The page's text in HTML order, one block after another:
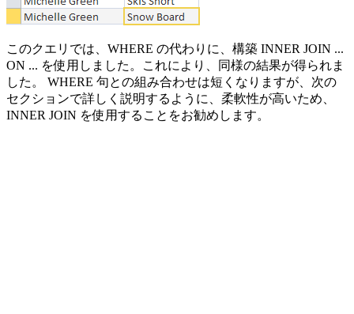
このクエリでは、WHERE の代わりに、構築 INNER JOIN ...
ON ... を使用しました。これにより、同様の結果が得られま
した。 WHERE 句との組み合わせは短くなりますが、次の
セクションで詳しく説明するように、柔軟性が高いため、
INNER JOIN を使用することをお勧めします。